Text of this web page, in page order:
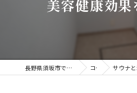
美容健康効果
長野県須坂市でペンションならChillSheep コラム サウナと岩盤浴のメ